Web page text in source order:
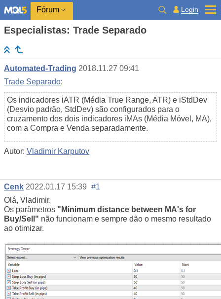
Fórum Login
Especialistas: Trade Separado
Automated-Trading 2018.11.27 09:41
Trade Separado:
Os indicadores iATR (Média True Range, ATR) e iStdDev
(Desvio padrão, StdDev) são configurados para o
cruzamento dos dois indicadores iMAs (Média Móvel, MA),
com a Compra e Venda separadamente.
Autor: Vladimir Karputov
Cenk 2022.01.17 15:39 #1
Olá, Vladimir.
Os parâmetros "Minimum distance between MA's for
Buy/Sell" não funcionam e sempre dão o mesmo resultado
ao otimizar.